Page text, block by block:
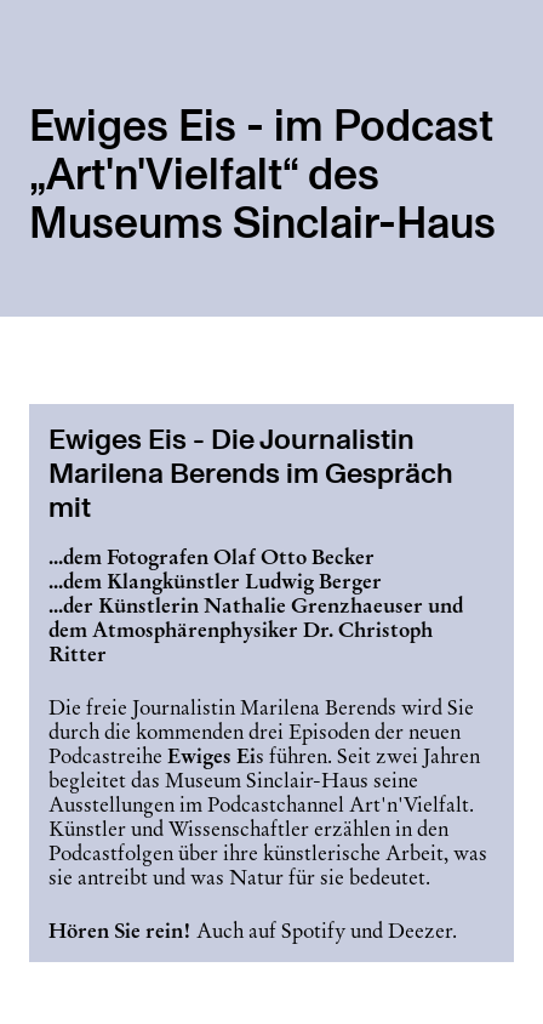
Ewiges Eis - im Podcast
„Art'n'Vielfalt“ des
Museums Sinclair-Haus
Ewiges Eis - Die Journalistin
Marilena Berends im Gespräch
mit
...dem Fotografen Olaf Otto Becker
...dem Klangkünstler Ludwig Berger
...der Künstlerin Nathalie Grenzhaeuser und
dem Atmosphärenphysiker Dr. Christoph
Ritter
Die freie Journalistin Marilena Berends wird Sie
durch die kommenden drei Episoden der neuen
Podcastreihe Ewiges Eis führen. Seit zwei Jahren
begleitet das Museum Sinclair-Haus seine
Ausstellungen im Podcastchannel Art'n'Vielfalt.
Künstler und Wissenschaftler erzählen in den
Podcastfolgen über ihre künstlerische Arbeit, was
sie antreibt und was Natur für sie bedeutet.
Hören Sie rein! Auch auf Spotify und Deezer.